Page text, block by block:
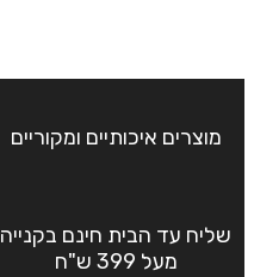
מוצרים איכותיים ומקוריים
שליח עד הבית חינם בקנייה
מעל 399 ש"ח